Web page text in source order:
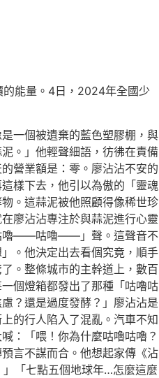
的能量。4日，2024年全國少
一個被遺棄的藍色塑膠棚，與
。」他輕聲細語，彷彿在責備
營業額是：零。廖沾沾不安的
樣下去，他引以為傲的「靈魂
。這蒜泥被他照顧得像稀世珍
廖沾沾專注於與蒜泥進行心靈
咕嚕——咕嚕——」聲。這聲音不
。他決定出去看個究竟，順手
。整條城市的主幹道上，數百
個燈箱都發出了那種「咕嚕咕
？還是過度發酵？」廖沾沾是
的行人陷入了混亂。汽車不知
：「喂！你為什麼咕嚕咕嚕？
言不謀而合。他想起家傳《沾
「七點五個地球年…怎麼這麼